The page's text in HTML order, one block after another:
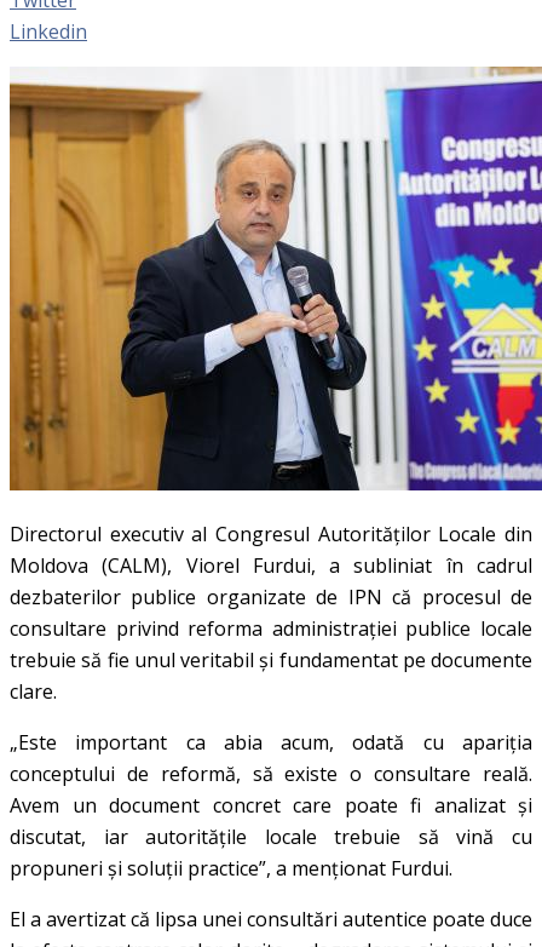
Linkedin
Directorul executiv al Congresul Autorităților Locale din
Moldova (CALM), Viorel Furdui, a subliniat în cadrul
dezbaterilor publice organizate de IPN că procesul de
consultare privind reforma administrației publice locale
trebuie să fie unul veritabil și fundamentat pe documente
clare.
„Este important ca abia acum, odată cu apariția
conceptului de reformă, să existe o consultare reală.
Avem un document concret care poate fi analizat și
discutat, iar autoritățile locale trebuie să vină cu
propuneri și soluții practice”, a menționat Furdui.
El a avertizat că lipsa unei consultări autentice poate duce